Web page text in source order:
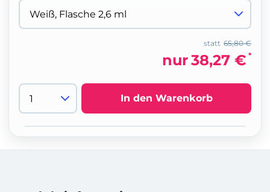
65,80 €
statt
nur38,27 € *
In den Warenkorb